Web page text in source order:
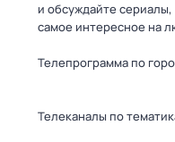
и обсуждайте
самое интересное на
Телепрограмма по
Телеканалы по